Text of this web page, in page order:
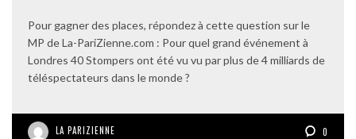
Pour gagner des places, répondez à cette question sur le
MP de La-PariZienne.com : Pour quel grand événement à
Londres 40 Stompers ont été vu vu par plus de 4 milliards de
téléspectateurs dans le monde ?
LA PARIZIENNE 0